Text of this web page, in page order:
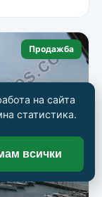
Продажба
на сайта
статистика.
всички